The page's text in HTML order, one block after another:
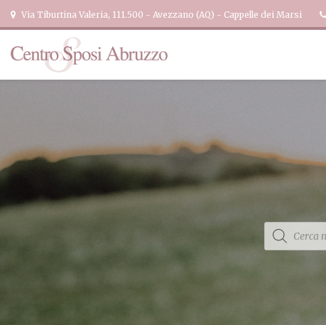
Via Tiburtina Valeria, 111.500 - Avezzano (AQ) - Cappelle dei Marsi
Products
search